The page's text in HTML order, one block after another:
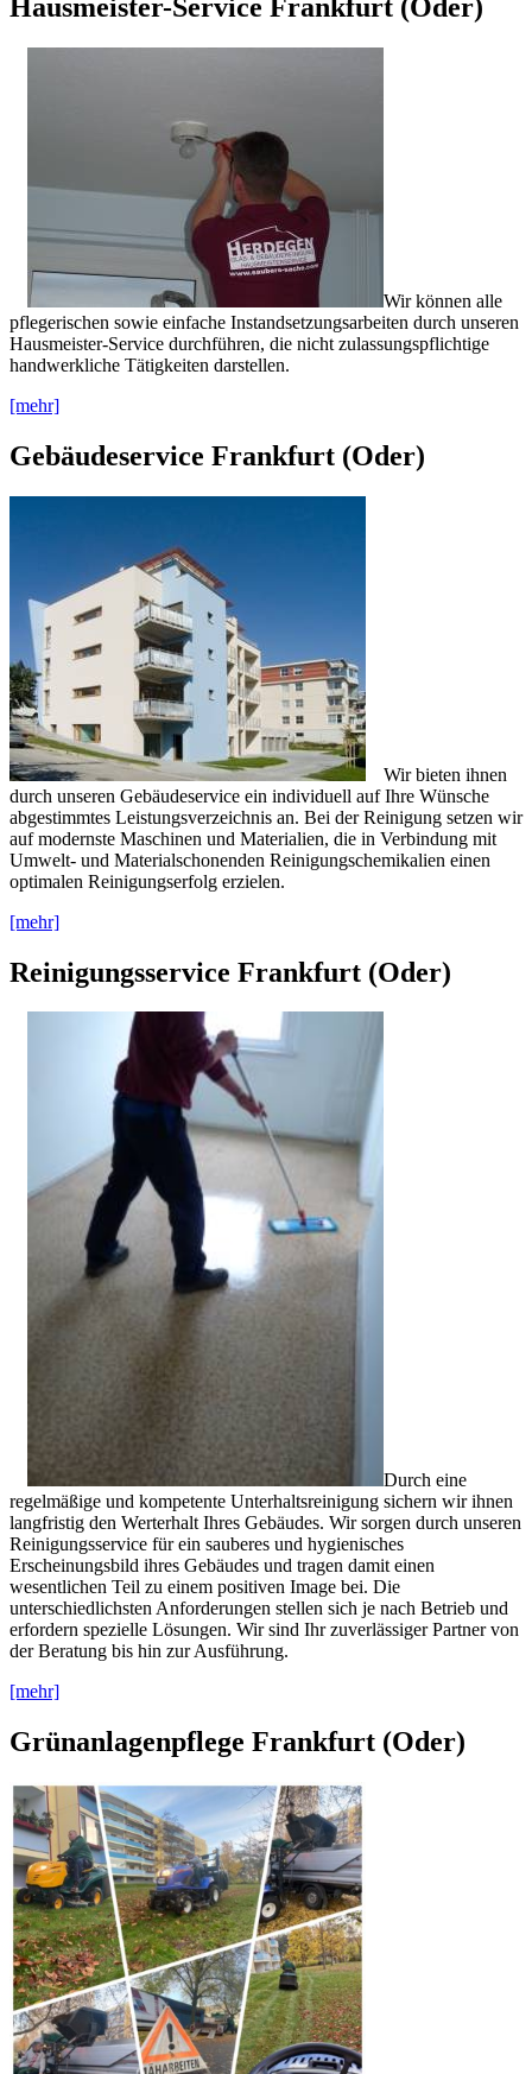
Hausmeister-Service Frankfurt (Oder)
Wir können alle
pflegerischen sowie einfache Instandsetzungsarbeiten durch unseren
Hausmeister-Service durchführen, die nicht zulassungspflichtige
handwerkliche Tätigkeiten darstellen.
[mehr]
Gebäudeservice Frankfurt (Oder)
Wir bieten ihnen
durch unseren Gebäudeservice ein individuell auf Ihre Wünsche
abgestimmtes Leistungsverzeichnis an. Bei der Reinigung setzen wir
auf modernste Maschinen und Materialien, die in Verbindung mit
Umwelt- und Materialschonenden Reinigungschemikalien einen
optimalen Reinigungserfolg erzielen.
[mehr]
Reinigungsservice Frankfurt (Oder)
Durch eine
regelmäßige und kompetente Unterhaltsreinigung sichern wir ihnen
langfristig den Werterhalt Ihres Gebäudes. Wir sorgen durch unseren
Reinigungsservice für ein sauberes und hygienisches
Erscheinungsbild ihres Gebäudes und tragen damit einen
wesentlichen Teil zu einem positiven Image bei. Die
unterschiedlichsten Anforderungen stellen sich je nach Betrieb und
erfordern spezielle Lösungen. Wir sind Ihr zuverlässiger Partner von
der Beratung bis hin zur Ausführung.
[mehr]
Grünanlagenpflege Frankfurt (Oder)